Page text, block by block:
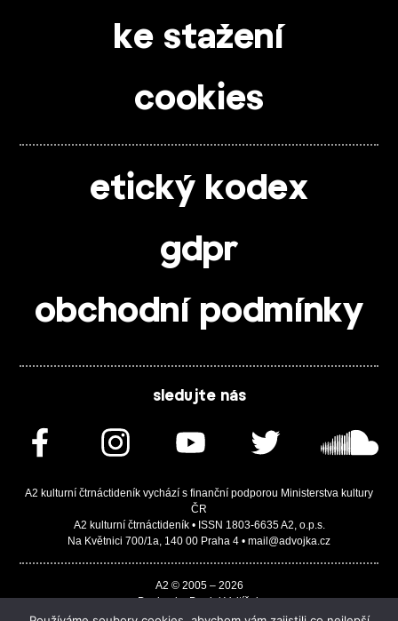
ke stažení
cookies
etický kodex
gdpr
obchodní podmínky
sledujte nás
A2 kulturní čtrnáctideník vychází s finanční podporou Ministerstva kultury
ČR
A2 kulturní čtrnáctideník • ISSN 1803-6635 A2, o.p.s.
Na Květnici 700/1a, 140 00 Praha 4 • mail@advojka.cz
A2 © 2005 – 2026
Design by Daniel Vojtíšek
Built by JASA-IT & ChSoft